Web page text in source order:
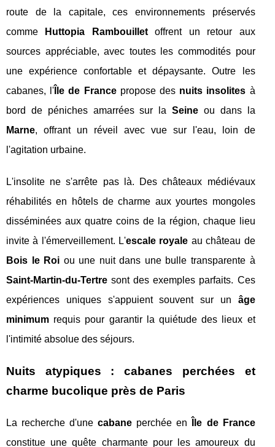
route de la capitale, ces environnements préservés
comme
Huttopia Rambouilletoffrent un retour aux
sources appréciable, avec toutes les commodités pour
une expérience confortable et dépaysante. Outre les
cabanes, l' Île de Francepropose des nuits insolites à
bord de péniches amarrées sur laSeine ou dans la
Marne, offrant un réveil avec vue sur l'eau, loin de
l'agitation urbaine.
L'insolite ne s'arrête pas là. Des châteaux médiévaux
réhabilités en hôtels de charme aux yourtes mongoles
disséminées aux quatre coins de la région, chaque lieu
invite à l'émerveillement. L'escale royale au château de
Bois le Roi ou une nuit dans une bulle transparente à
Saint-Martin-du-Tertre sont des exemples parfaits. Ces
expériences uniques s'appuient souvent sur un âge
minimum requis pour garantir la quiétude des lieux et
l'intimité absolue des séjours.
Nuits atypiques : cabanes perchées et
charme bucolique près de Paris
La recherche d'unecabane perchée en
Île de France
constitue une quête charmante pour les amoureux du